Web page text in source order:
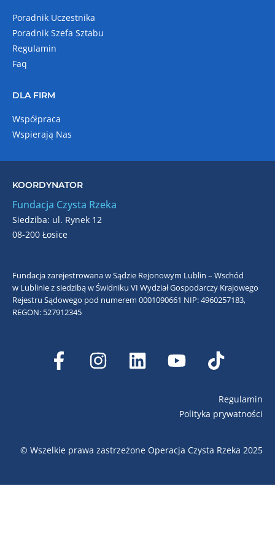
Poradnik Uczestnika
Poradnik Szefa Sztabu
Regulamin
Faq
DLA FIRM
Współpraca
Wspierają Nas
KOORDYNATOR
Fundacja Czysta Rzeka
Siedziba: ul. Rynek 12
08-200 Łosice
Fundacja zarejestrowana w Sądzie Rejonowym Lublin – Wschód
w Lublinie z siedzibą w Świdniku VI Wydział Gospodarczy Krajowego
Rejestru Sądowego pod numerem 0001090661 NIP: 4960257183,
REGON: 527912345
Regulamin
Polityka prywatności
© Wszelkie prawa zastrzeżone Operacja Czysta Rzeka 2025